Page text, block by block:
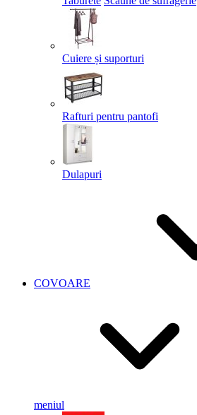
Cuiere și suporturi
Rafturi pentru pantofi
Dulapuri
COVOARE
meniul